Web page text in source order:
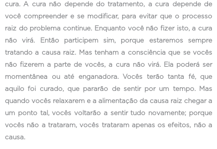
cura. A cura não depende do tratamento, a cura depende de
você compreender e se modificar, para evitar que o processo
raiz do problema continue. Enquanto você não fizer isto, a cura
não virá. Então participem sim, porque estaremos sempre
tratando a causa raiz. Mas tenham a consciência que se vocês
não fizerem a parte de vocês, a cura não virá. Ela poderá ser
momentânea ou até enganadora. Vocês terão tanta fé, que
aquilo foi curado, que pararão de sentir por um tempo. Mas
quando vocês relaxarem e a alimentação da causa raiz chegar a
um ponto tal, vocês voltarão a sentir tudo novamente; porque
vocês não a trataram, vocês trataram apenas os efeitos, não a
causa.